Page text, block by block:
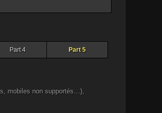
Part 4 Part 5
mobiles non supportés…),